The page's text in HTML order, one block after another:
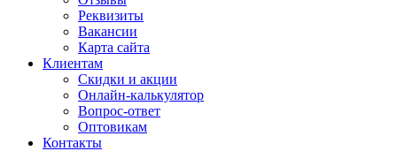
Реквизиты
Вакансии
Карта сайта
Клиентам
Скидки и акции
Онлайн-калькулятор
Вопрос-ответ
Оптовикам
Контакты